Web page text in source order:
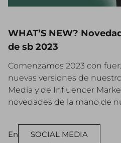
WHAT’S NEW?
de sb 2023
Comenzamos 2023 con
nuevas versiones de
Media y de Influencer
novedades de la mano de
En
SOCIAL MEDIA